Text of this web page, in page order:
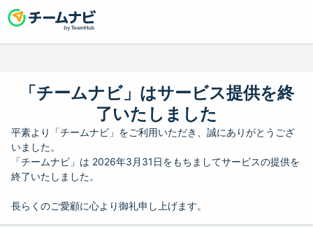
「チームナビ」はサービス提供を終
了いたしました
平素より「チームナビ」をご利用いただき、誠にありがとうござ
いました。
「チームナビ」は 2026年3月31日をもちましてサービスの提供を
終了いたしました。
長らくのご愛顧に心より御礼申し上げます。